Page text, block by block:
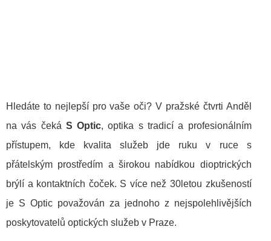
Hledáte to nejlepší pro vaše oči? V pražské čtvrti Anděl
na vás čeká S Optic, optika s tradicí a profesionálním
přístupem, kde kvalita služeb jde ruku v ruce s
přátelským prostředím a širokou nabídkou dioptrických
brýlí a kontaktních čoček. S více než 30letou zkušeností
je S Optic považován za jednoho z nejspolehlivějších
poskytovatelů optických služeb v Praze.